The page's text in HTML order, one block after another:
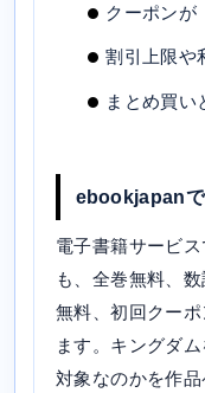
クーポンが
割引上限や
まとめ買い
ebookjapanで
電子書籍サービ
も、全巻無料、
無料、初回クー
ます。キングダ
対象なのかを作品